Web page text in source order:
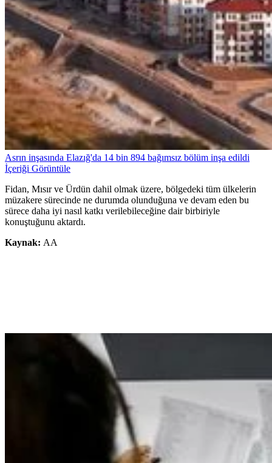
Asrın inşasında Elazığ'da 14 bin 894 bağımsız bölüm inşa edildi
İçeriği Görüntüle
Fidan, Mısır ve Ürdün dahil olmak üzere, bölgedeki tüm ülkelerin
müzakere sürecinde ne durumda olunduğuna ve devam eden bu
sürece daha iyi nasıl katkı verilebileceğine dair birbiriyle
konuştuğunu aktardı.
Kaynak: AA